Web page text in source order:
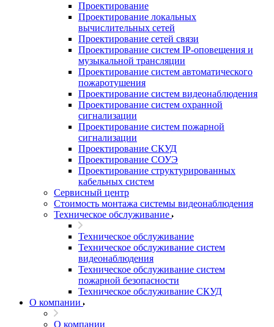
Проектирование
Проектирование локальных
вычислительных сетей
Проектирование сетей связи
Проектирование систем IP-оповещения и
музыкальной трансляции
Проектирование систем автоматического
пожаротушения
Проектирование систем видеонаблюдения
Проектирование систем охранной
сигнализации
Проектирование систем пожарной
сигнализации
Проектирование СКУД
Проектирование СОУЭ
Проектирование структурированных
кабельных систем
Сервисный центр
Стоимость монтажа системы видеонаблюдения
Техническое обслуживание
Техническое обслуживание
Техническое обслуживание систем
видеонаблюдения
Техническое обслуживание систем
пожарной безопасности
Техническое обслуживание СКУД
О компании
О компании